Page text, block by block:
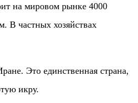
на мировом рынке 4000
В частных хозяйствах
Это единственная страна,
икру.